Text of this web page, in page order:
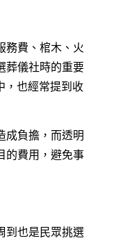
務費、棺木、火
葬儀社時的重要
，也經常提到收
成負擔，而透明
的費用，避免事
到也是民眾挑選